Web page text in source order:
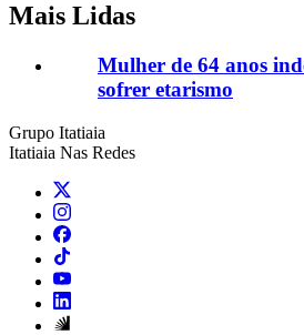
Mais Lidas
Mulher de 64 anos
sofrer etarismo
Grupo Itatiaia
Itatiaia Nas Redes